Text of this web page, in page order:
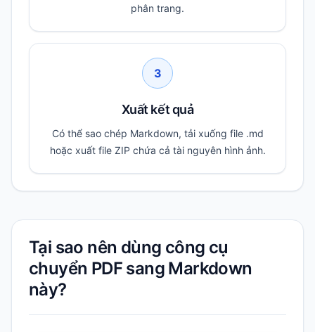
phân trang.
3
Xuất kết quả
Có thể sao chép Markdown, tải xuống file .md
hoặc xuất file ZIP chứa cả tài nguyên hình ảnh.
Tại sao nên dùng công cụ
chuyển PDF sang Markdown
này?